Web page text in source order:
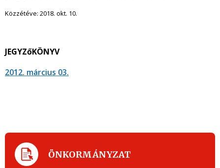
Közzétéve: 2018. okt. 10.
JEGYZőKÖNYV
2012. március 03.
ÖNKORMÁNYZAT